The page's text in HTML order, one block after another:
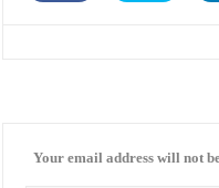
Your email address will not